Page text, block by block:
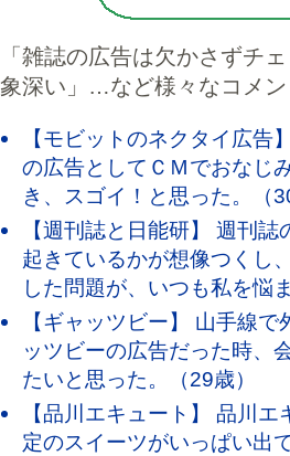
「雑誌の広告は欠かさずチ
象深い」…など様々なコメ
【モビットのネクタイ広
の広告としてＣＭでおなじ
き、スゴイ！と思った。（
【週刊誌と日能研】 週刊
起きているかが想像つくし
した問題が、いつも私を悩
【ギャッツビー】 山手線
ッツビーの広告だった時、
たいと思った。（29歳）
【品川エキュート】 品川
定のスイーツがいっぱい出